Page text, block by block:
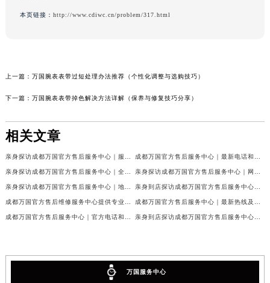
本页链接： http://www.cdiwc.cn/problem/317.html
上一篇： 万国腕表表带过短处理办法推荐（个性化调整与选购技巧）
下一篇： 万国腕表表带掉色解决方法详解（保养与修复技巧分享）
相关文章
万国服务中心